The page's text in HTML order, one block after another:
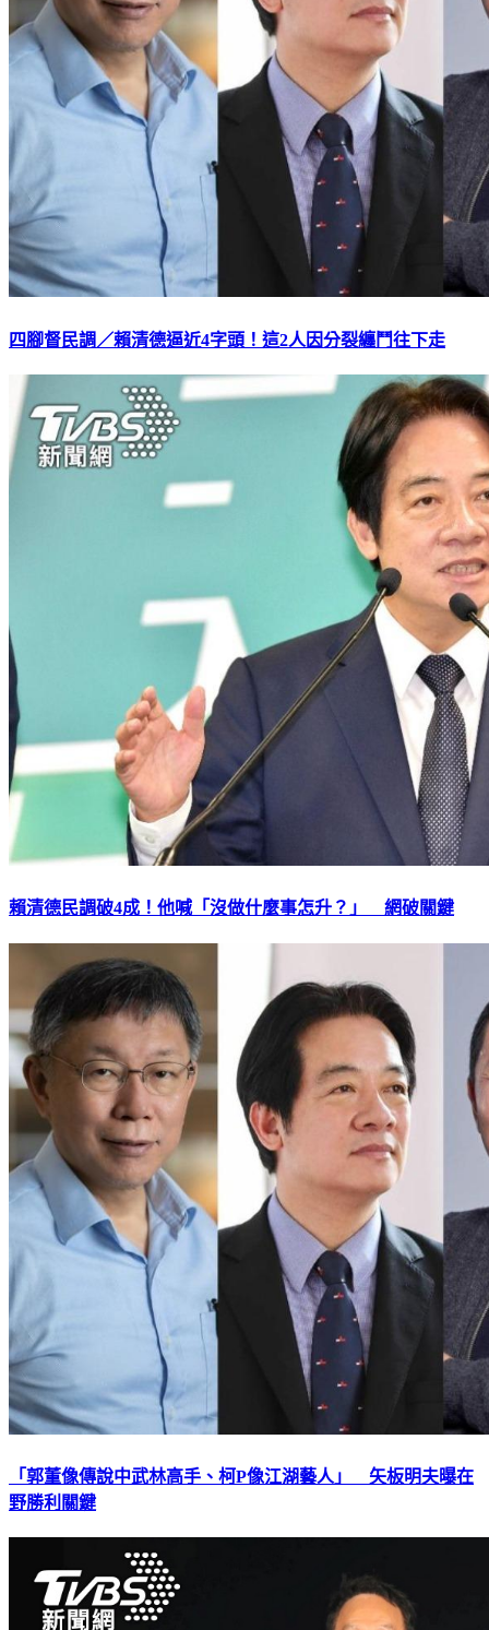
四腳督民調／賴清德逼近4字頭！這2人因分裂纏鬥往下走
賴清德民調破4成！他喊「沒做什麼事怎升？」 網破關鍵
「郭董像傳說中武林高手、柯P像江湖藝人」 矢板明夫曝在
野勝利關鍵